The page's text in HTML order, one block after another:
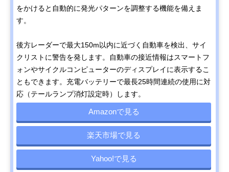
をかけると自動的に発光パターンを調整する機能を備えま
す。
後方レーダーで最大150m以内に近づく自動車を検出、サイ
クリストに警告を発します。自動車の接近情報はスマートフ
ォンやサイクルコンピューターのディスプレイに表示するこ
ともできます。充電バッテリーで最長25時間連続の使用に対
応（テールランプ消灯設定時）します。
Amazonで見る
楽天市場で見る
Yahoo!で見る